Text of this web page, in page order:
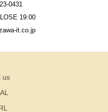
0431
19:00
it.co.jp
us